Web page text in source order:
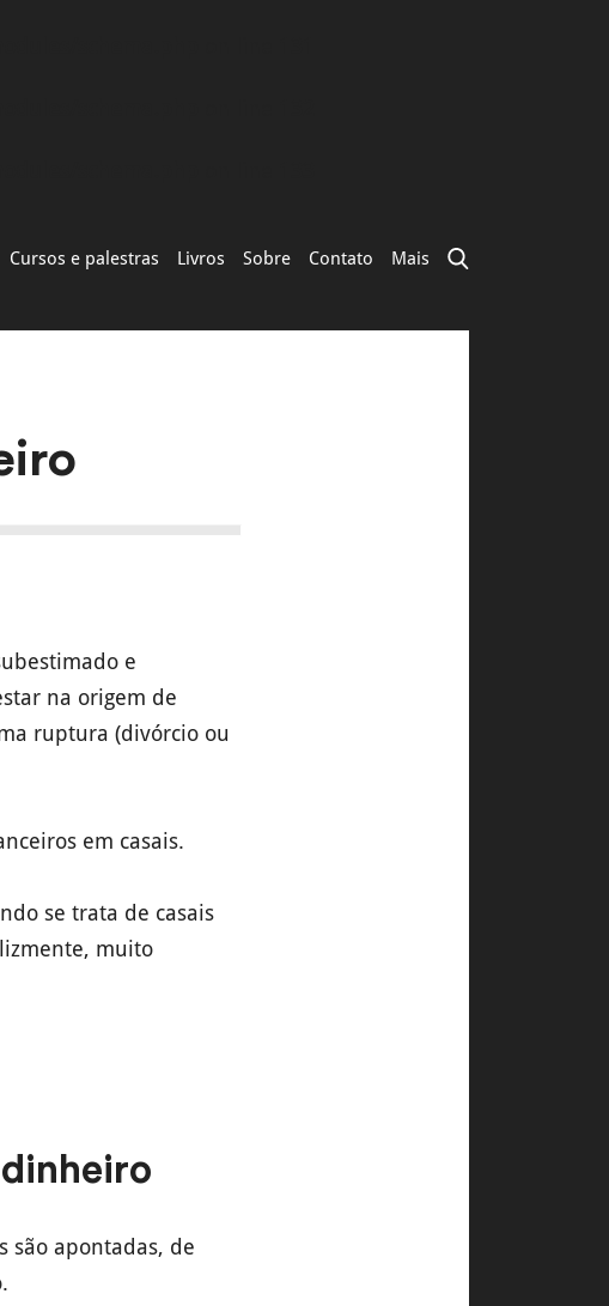
Cursos e palestras Livros Sobre Contato Mais
e
na origem de
ruptura (divórcio ou
em casais.
se trata de casais
muito
são apontadas, de